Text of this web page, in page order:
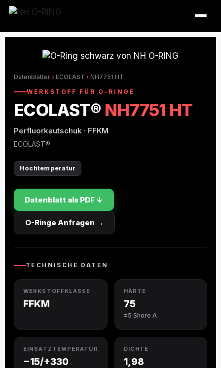
O-Ring Tabellen
O-Ring Beständigkeiten
O-Ring Nutberechnung
O-Ring Toleranzen
Datenblätter › ECOLAST › NH7751 HT
WERKSTOFF FÜR O-RINGE
ECOLAST® NH7751 HT
Perfluorkautschuk · FFKM
ECOLAST®
Hochtemperatur
Datenblatt als PDF ↓
O-Ringe Anfragen →
TECHNISCHE DATEN
WERKSTOFFKLASSE
FFKM
HÄRTE
75
±5 Shore A
EINSATZTEMPERATUR
−15/+330
DICHTE
1,98